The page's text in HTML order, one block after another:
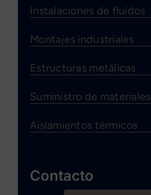
Instalaciones de fluidos
Montajes industriales
Estructuras metálicas
Suministro de materiales
Aislamientos térmicos
Contacto